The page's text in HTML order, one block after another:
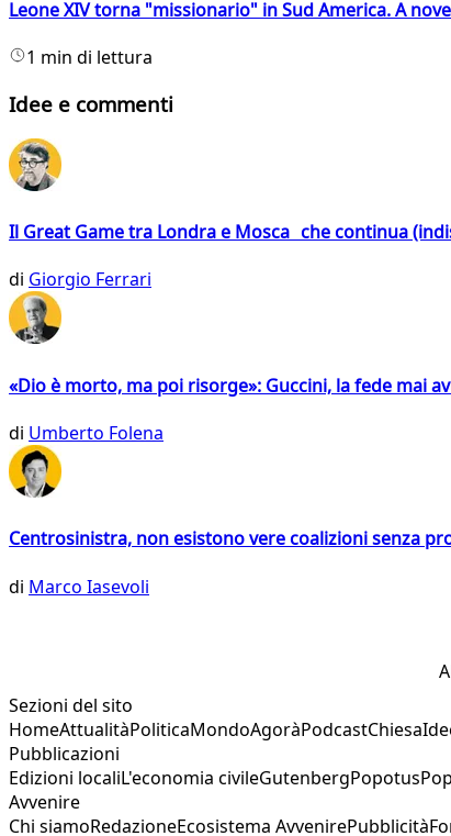
Leone XIV torna "missionario" in Sud America. A
1 min di lettura
Idee e commenti
Il Great Game tra Londra e Mosca che continua
di Giorgio Ferrari
«Dio è morto, ma poi risorge»: Guccini, la fede mai
di Umberto Folena
Centrosinistra, non esistono vere coalizioni senza
di Marco Iasevoli
Sezioni del sito
HomeAttualitàPoliticaMondoAgoràPodcastChiesa
Pubblicazioni
Edizioni localiL'economia civileGutenbergPopotus
Avvenire
Chi siamoRedazioneEcosistema AvvenirePubblicità